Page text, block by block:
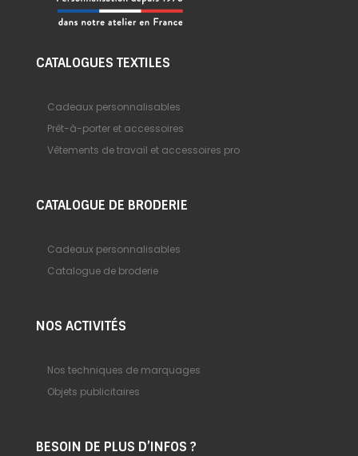
CATALOGUES TEXTILES
Cadeaux personnalisables
Prêt-à-porter et accessoires
Vêtements de travail et accessoires pro
CATALOGUE DE BRODERIE
Cadeaux personnalisables
Catalogue de broderie
NOS ACTIVITÉS
Nos techniques de marquages
Objets publicitaires
BESOIN DE PLUS D’INFOS ?